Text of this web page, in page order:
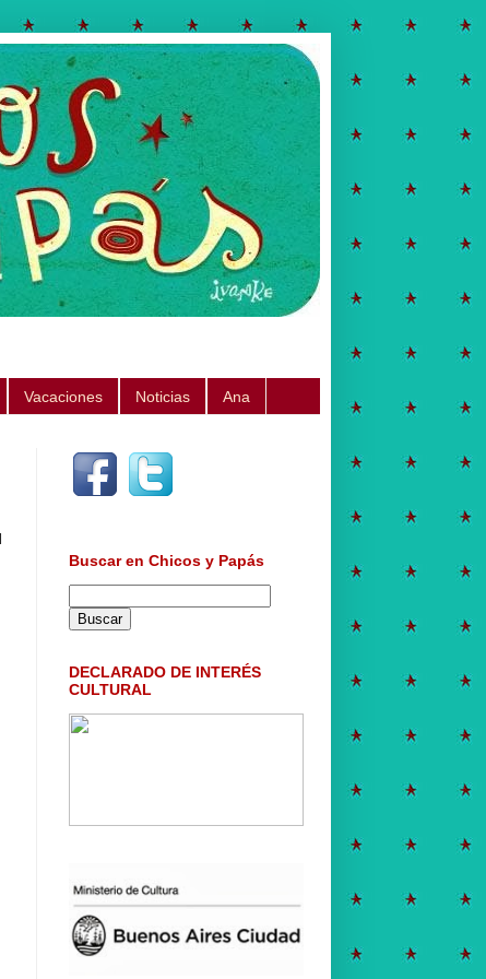
Vacaciones Noticias Ana
Buscar en Chicos y Papás
DECLARADO DE INTERÉS
CULTURAL